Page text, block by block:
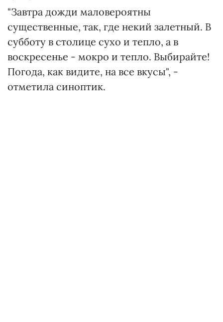
"Завтра дожди маловероятны
существенные, так, где некий залетный. В
субботу в столице сухо и тепло, а в
воскресенье - мокро и тепло. Выбирайте!
Погода, как видите, на все вкусы", -
отметила синоптик.